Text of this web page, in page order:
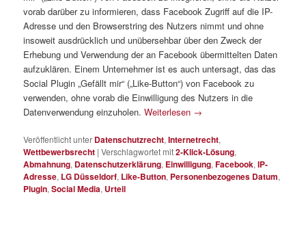
vorab darüber zu informieren, dass Facebook Zugriff auf die IP-
Adresse und den Browserstring des Nutzers nimmt und ohne
insoweit ausdrücklich und unübersehbar über den Zweck der
Erhebung und Verwendung der an Facebook übermittelten Daten
aufzuklären. Einem Unternehmer ist es auch untersagt, das das
Social Plugin „Gefällt mir“ („Like-Button“) von Facebook zu
verwenden, ohne vorab die Einwilligung des Nutzers in die
Datenverwendung einzuholen.Weiterlesen →
Veröffentlicht unter Datenschutzrecht,Internetrecht,
Wettbewerbsrecht |Verschlagwortet mit2-Klick-Lösung,
Abmahnung, Datenschutzerklärung, Einwilligung,Facebook,IP-
Adresse, LG Düsseldorf, Like-Button, Personenbezogenes Datum,
Plugin,Social Media, Urteil